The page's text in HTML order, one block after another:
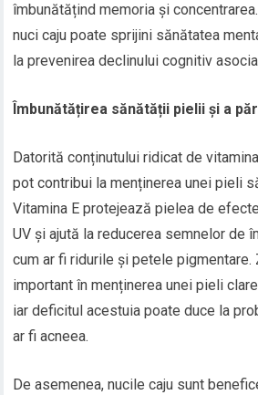
îmbunătățind memoria și
nuci caju poate sprijini sănătatea
la prevenirea declinului cognitiv
Îmbunătățirea sănătății pielii și a
Datorită conținutului ridicat de
pot contribui la menținerea unei pieli
Vitamina E protejează pielea de
UV și ajută la reducerea semnelor de
cum ar fi ridurile și petele pigmentare.
important în menținerea unei pieli
iar deficitul acestuia poate duce la
ar fi acneea.
De asemenea, nucile caju sunt